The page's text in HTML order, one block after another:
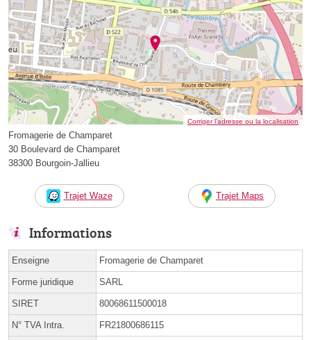
Corriger l’adresse ou la localisation
Fromagerie de Champaret
30 Boulevard de Champaret
38300 Bourgoin-Jallieu
Trajet Waze Trajet Maps
Informations
Enseigne Fromagerie de Champaret
Forme juridique SARL
SIRET 80068611500018
N° TVA Intra. FR21800686115